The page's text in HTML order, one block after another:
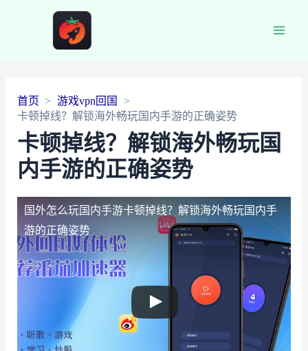
首页
游戏vpn回国
卡顿掉线？解锁海外畅玩国内手游的正确姿势
卡顿掉线？解锁海外畅玩国
内手游的正确姿势
国外怎么玩国内手游卡顿掉线？解锁海外畅玩国内手
游的正确姿势